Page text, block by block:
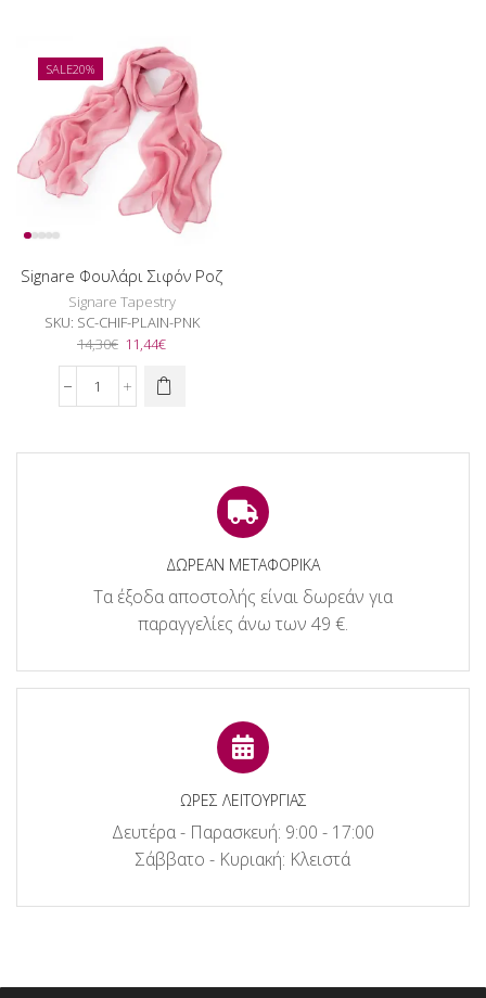
White
Green
ποσότητα
SALE20%
Signare Φουλάρι Σιφόν Ροζ
Signare Tapestry
SKU: SC-CHIF-PLAIN-PNK
14,30€ Original
price
was:
14,30€.
11,44€Η
τιμή
Signare
Ροζ
ΔΩΡΕΑΝ ΜΕΤΑΦΟΡΙΚΑ
Τα έξοδα αποστολής είναι δωρεάν για
παραγγελίες άνω των 49 €.
ΩΡΕΣ ΛΕΙΤΟΥΡΓΙΑΣ
Δευτέρα - Παρασκευή: 9:00 - 17:00
Σάββατο - Κυριακή: Κλειστά